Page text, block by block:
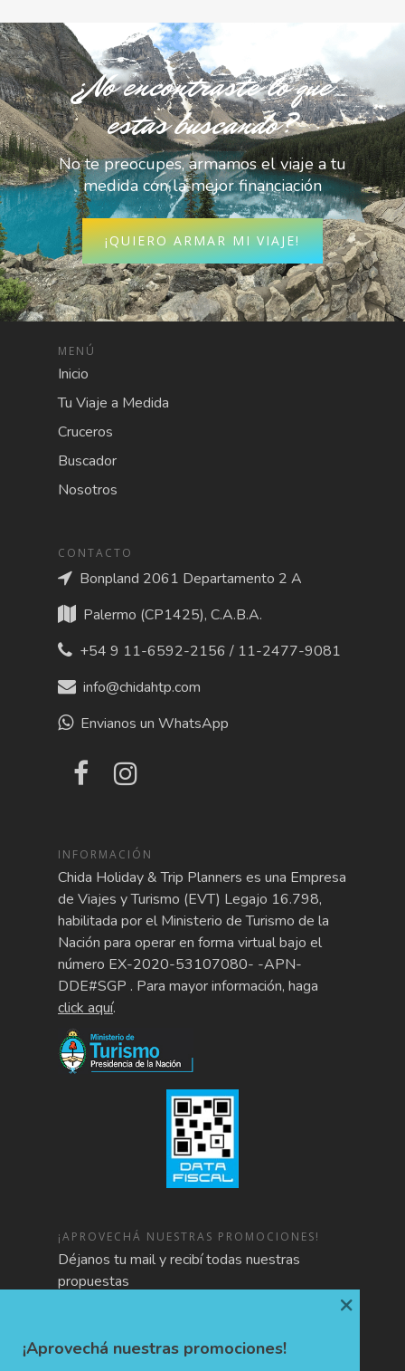
¿No encontraste lo que
estas buscando?
No te preocupes, armamos el viaje a tu
medida con la mejor financiación
¡QUIERO ARMAR MI VIAJE!
MENÚ
Inicio
Tu Viaje a Medida
Cruceros
Buscador
Nosotros
CONTACTO
Bonpland 2061 Departamento 2 A
Palermo (CP1425), C.A.B.A.
+54 9 11-6592-2156 / 11-2477-9081
info@chidahtp.com
Envianos un WhatsApp
INFORMACIÓN
Chida Holiday & Trip Planners es una Empresa
de Viajes y Turismo (EVT) Legajo 16.798,
habilitada por el Ministerio de Turismo de la
Nación para operar en forma virtual bajo el
número EX-2020-53107080- -APN-
DDE#SGP . Para mayor información, haga
click aquí.
¡APROVECHÁ NUESTRAS PROMOCIONES!
Déjanos tu mail y recibí todas nuestras
propuestas
¡Aprovechá nuestras promociones!
×